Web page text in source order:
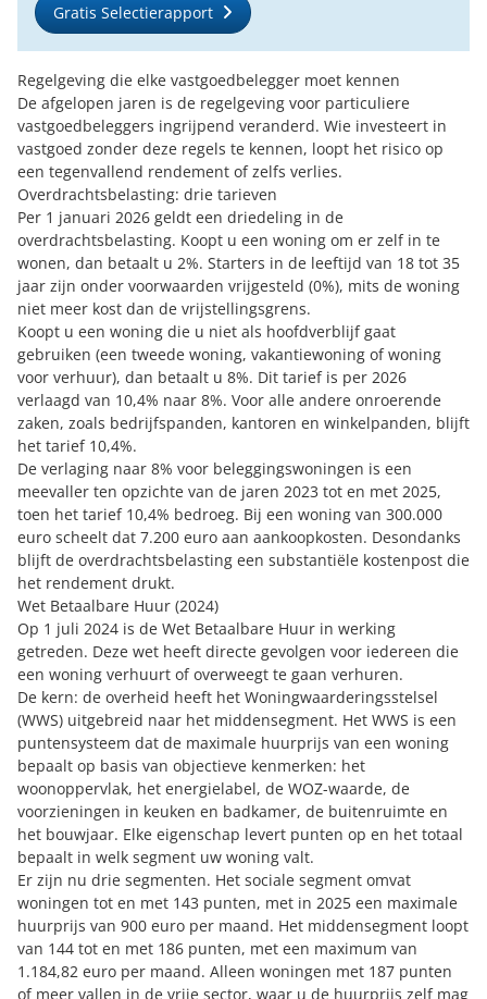
Gratis Selectierapport
Regelgeving die elke vastgoedbelegger moet kennen
De afgelopen jaren is de regelgeving voor particuliere
vastgoedbeleggers ingrijpend veranderd. Wie investeert in
vastgoed zonder deze regels te kennen, loopt het risico op
een tegenvallend rendement of zelfs verlies.
Overdrachtsbelasting: drie tarieven
Per 1 januari 2026 geldt een driedeling in de
overdrachtsbelasting. Koopt u een woning om er zelf in te
wonen, dan betaalt u 2%. Starters in de leeftijd van 18 tot 35
jaar zijn onder voorwaarden vrijgesteld (0%), mits de woning
niet meer kost dan de vrijstellingsgrens.
Koopt u een woning die u niet als hoofdverblijf gaat
gebruiken (een tweede woning, vakantiewoning of woning
voor verhuur), dan betaalt u 8%. Dit tarief is per 2026
verlaagd van 10,4% naar 8%. Voor alle andere onroerende
zaken, zoals bedrijfspanden, kantoren en winkelpanden, blijft
het tarief 10,4%.
De verlaging naar 8% voor beleggingswoningen is een
meevaller ten opzichte van de jaren 2023 tot en met 2025,
toen het tarief 10,4% bedroeg. Bij een woning van 300.000
euro scheelt dat 7.200 euro aan aankoopkosten. Desondanks
blijft de overdrachtsbelasting een substantiële kostenpost die
het rendement drukt.
Wet Betaalbare Huur (2024)
Op 1 juli 2024 is de Wet Betaalbare Huur in werking
getreden. Deze wet heeft directe gevolgen voor iedereen die
een woning verhuurt of overweegt te gaan verhuren.
De kern: de overheid heeft het Woningwaarderingsstelsel
(WWS) uitgebreid naar het middensegment. Het WWS is een
puntensysteem dat de maximale huurprijs van een woning
bepaalt op basis van objectieve kenmerken: het
woonoppervlak, het energielabel, de WOZ-waarde, de
voorzieningen in keuken en badkamer, de buitenruimte en
het bouwjaar. Elke eigenschap levert punten op en het totaal
bepaalt in welk segment uw woning valt.
Er zijn nu drie segmenten. Het sociale segment omvat
woningen tot en met 143 punten, met in 2025 een maximale
huurprijs van 900 euro per maand. Het middensegment loopt
van 144 tot en met 186 punten, met een maximum van
1.184,82 euro per maand. Alleen woningen met 187 punten
of meer vallen in de vrije sector, waar u de huurprijs zelf mag